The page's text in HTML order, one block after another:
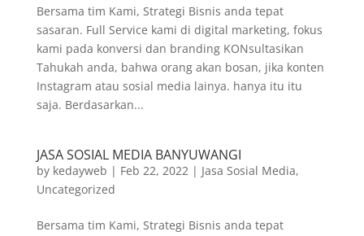
Bersama tim Kami, Strategi Bisnis anda tepat
sasaran. Full Service kami di digital marketing, fokus
kami pada konversi dan branding KONsultasikan
Tahukah anda, bahwa orang akan bosan, jika konten
Instagram atau sosial media lainya. hanya itu itu
saja. Berdasarkan...
JASA SOSIAL MEDIA BANYUWANGI
by kedayweb | Feb 22, 2022| Jasa Sosial Media,
Uncategorized
Bersama tim Kami, Strategi Bisnis anda tepat